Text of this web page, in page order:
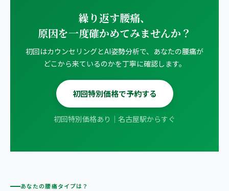
繰り返す腰痛、
原因を一度確かめてみませんか？
初回はカウンセリングとAI姿勢分析で、あなたの腰痛が
どこから来ているのかを丁寧に確認します。
初回特別価格で予約する
初回特別価格あり｜名古屋駅からすぐ
あなたの腰痛タイプは？